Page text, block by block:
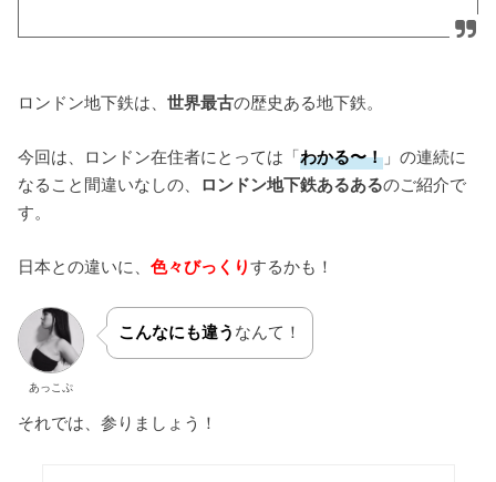
ロンドン地下鉄は、世界最古の歴史ある地下鉄。
今回は、ロンドン在住者にとっては「わかる〜！ 」の連続に
なること間違いなしの、 ロンドン地下鉄あるあるのご紹介で
す。
日本との違いに、色々びっくりするかも！
あっこぷ
こんなにも違う なんて！
それでは、参りましょう！